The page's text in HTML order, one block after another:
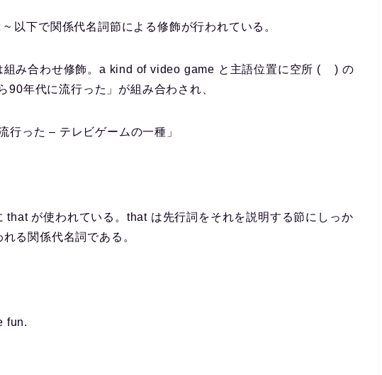
以下で関係代名詞節による修飾が行われている。
組み合わせ修飾。a kind of video game と主語位置に空所 ( ) の
年代に流行った」が組み合わされ、
行った – テレビゲームの一種」
that が使われている。that は先行詞をそれを説明する節にしっか
る関係代名詞である。
fun.